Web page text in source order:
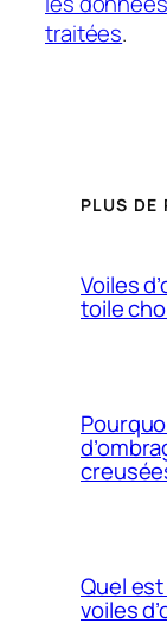
traitées.
PLUS DE
Voiles
toile
Quel est
voiles